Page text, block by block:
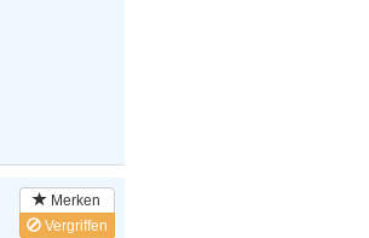
Merken
Vergriffen